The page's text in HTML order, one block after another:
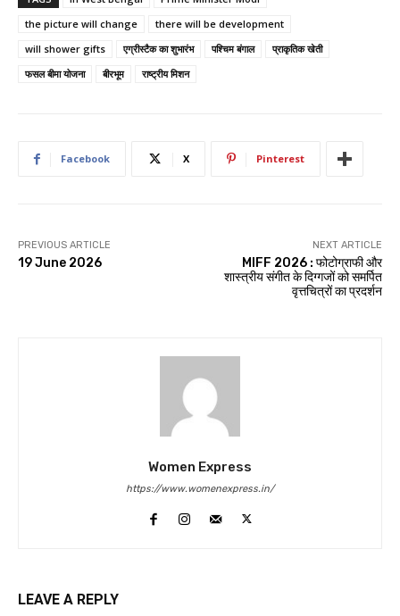
the picture will change
there will be development
will shower gifts
एग्रीस्टैक का शुभारंभ पश्चिम बंगाल
प्राकृतिक खेती
फसल बीमा योजना
बीरभूम राष्ट्रीय मिशन
Facebook X Pinterest
PREVIOUS ARTICLE
19 June 2026
NEXT ARTICLE
MIFF 2026 : फोटोग्राफी और
शास्त्रीय संगीत के दिग्गजों को समर्पित
वृत्तचित्रों का प्रदर्शन
Women Express
https://www.womenexpress.in/
LEAVE A REPLY